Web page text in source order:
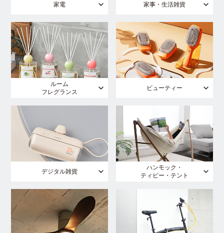
家電 家事・生活雑貨
ルーム
フレグランス
ビューティー
デジタル雑貨
ハンモック・
ティピー・テント